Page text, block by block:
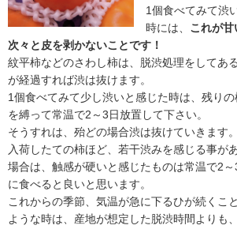
1個食べてみて渋
時には、 これが甘
次々と皮を剥かないことです！
紋平柿などのさわし柿は、脱渋処理をしてあ
が経過すれば渋は抜けます。
1個食べてみて少し渋いと感じた時は、残り
を縛って常温で2～3日放置して下さい。
そうすれは、殆どの場合渋は抜けていきます。
入荷したての柿ほど、若干渋みを感じる事が
場合は、触感が硬いと感じたものは常温で2
に食べると良いと思います。
これからの季節、気温が急に下るひが続くこ
ような時は、産地が想定した脱渋時間よりも